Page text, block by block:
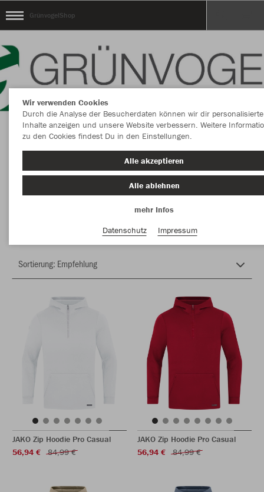
GrünvogelShop
Herzlich Willkommen im Teamshop
GrünvogelShop
JAKO Zip Hoodie Pro Casual
56,94 €
84,99 €
JAKO Zip Hoodie Pro Casual
56,94 €
84,99 €
Wir verwenden Cookies
Durch die Analyse der Besucherdaten können wir dir personalisierte
Inhalte anzeigen und unsere Website verbessern. Weitere
zu den Cookies findest Du in den Einstellungen.
Alle akzeptieren
Alle ablehnen
mehr Infos
Datenschutz
Impressum